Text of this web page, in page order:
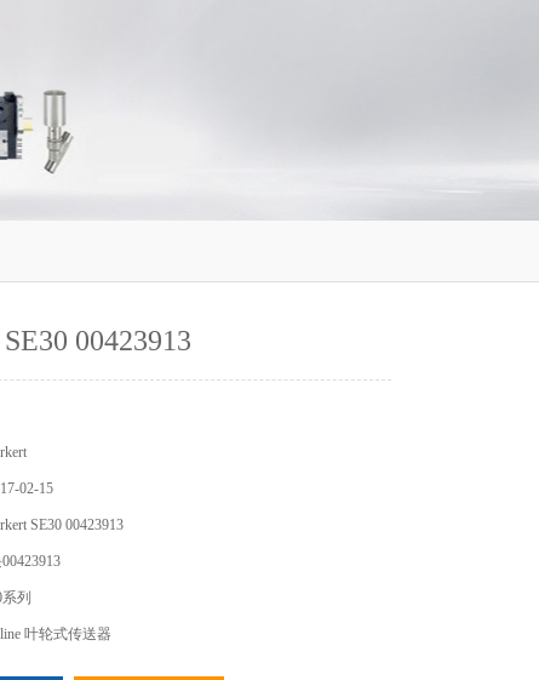
00423913
02-15
SE30 00423913
列
叶轮式传送器